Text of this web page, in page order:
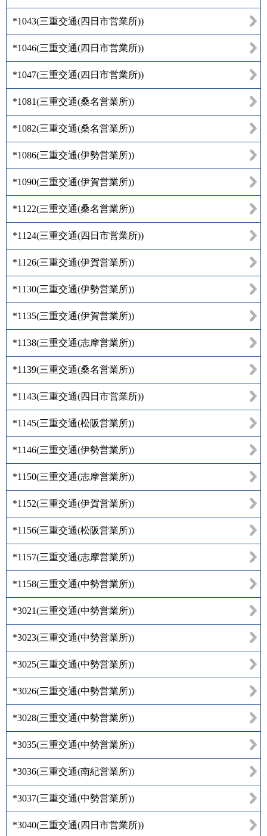
*1043(三重交通(四日市営業所))
*1046(三重交通(四日市営業所))
*1047(三重交通(四日市営業所))
*1081(三重交通(桑名営業所))
*1082(三重交通(桑名営業所))
*1086(三重交通(伊勢営業所))
*1090(三重交通(伊賀営業所))
*1122(三重交通(桑名営業所))
*1124(三重交通(四日市営業所))
*1126(三重交通(伊賀営業所))
*1130(三重交通(伊勢営業所))
*1135(三重交通(伊賀営業所))
*1138(三重交通(志摩営業所))
*1139(三重交通(桑名営業所))
*1143(三重交通(四日市営業所))
*1145(三重交通(松阪営業所))
*1146(三重交通(伊勢営業所))
*1150(三重交通(志摩営業所))
*1152(三重交通(伊賀営業所))
*1156(三重交通(松阪営業所))
*1157(三重交通(志摩営業所))
*1158(三重交通(中勢営業所))
*3021(三重交通(中勢営業所))
*3023(三重交通(中勢営業所))
*3025(三重交通(中勢営業所))
*3026(三重交通(中勢営業所))
*3028(三重交通(中勢営業所))
*3035(三重交通(中勢営業所))
*3036(三重交通(南紀営業所))
*3037(三重交通(中勢営業所))
*3040(三重交通(四日市営業所))